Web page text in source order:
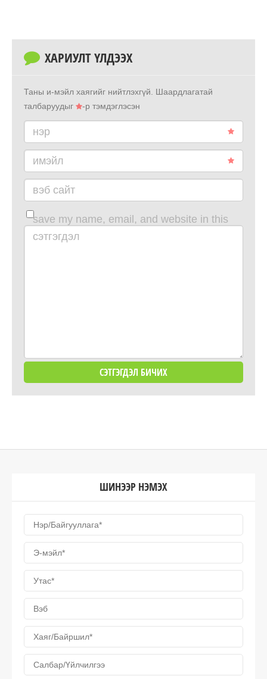
ХАРИУЛТ ҮЛДЭЭХ
Таны и-мэйл хаягийг нийтлэхгүй.
Шаардлагатай
талбаруудыг
-р тэмдэглэсэн
нэр
имэйл
вэб сайт
save my name, email, and website in this
browser for the next time i comment.
сэтгэгдэл
ШИНЭЭР НЭМЭХ